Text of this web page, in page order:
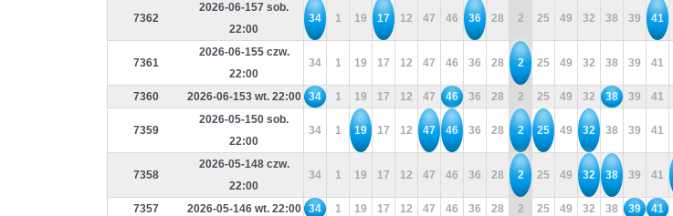
7362
2026-06-157 sob.
22:00
34 1 19 17 12 47 46 36 28 2 25 49 32 38 39 41
7361
2026-06-155 czw.
22:00
34 1 19 17 12 47 46 36 28 2 25 49 32 38 39 41
7360 2026-06-153 wt. 22:00 34 1 19 17 12 47 46 36 28 2 25 49 32 38 39 41
7359
2026-05-150 sob.
22:00
34 1 19 17 12 47 46 36 28 2 25 49 32 38 39 41
7358
2026-05-148 czw.
22:00
34 1 19 17 12 47 46 36 28 2 25 49 32 38 39 41
7357 2026-05-146 wt. 22:00 34 1 19 17 12 47 46 36 28 2 25 49 32 38 39 41